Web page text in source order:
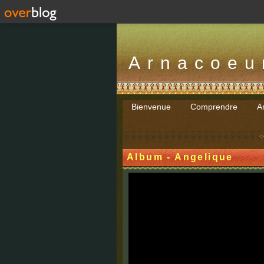
Bienvenue Comprendre
Album - Angelique